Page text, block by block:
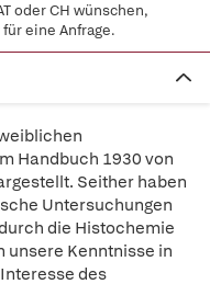
oder CH wünschen,
für eine Anfrage.
Handbuch 1930 von
Seither haben
Untersuchungen
die Histochemie
unsere Kenntnisse in
des